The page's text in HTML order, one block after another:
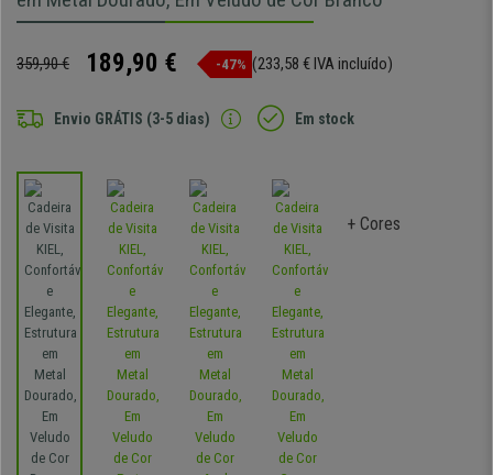
359,90 € 189,90 € -47% (233,58 € IVA incluído)
Envio GRÁTIS (3-5 dias) Em stock
+ Cores